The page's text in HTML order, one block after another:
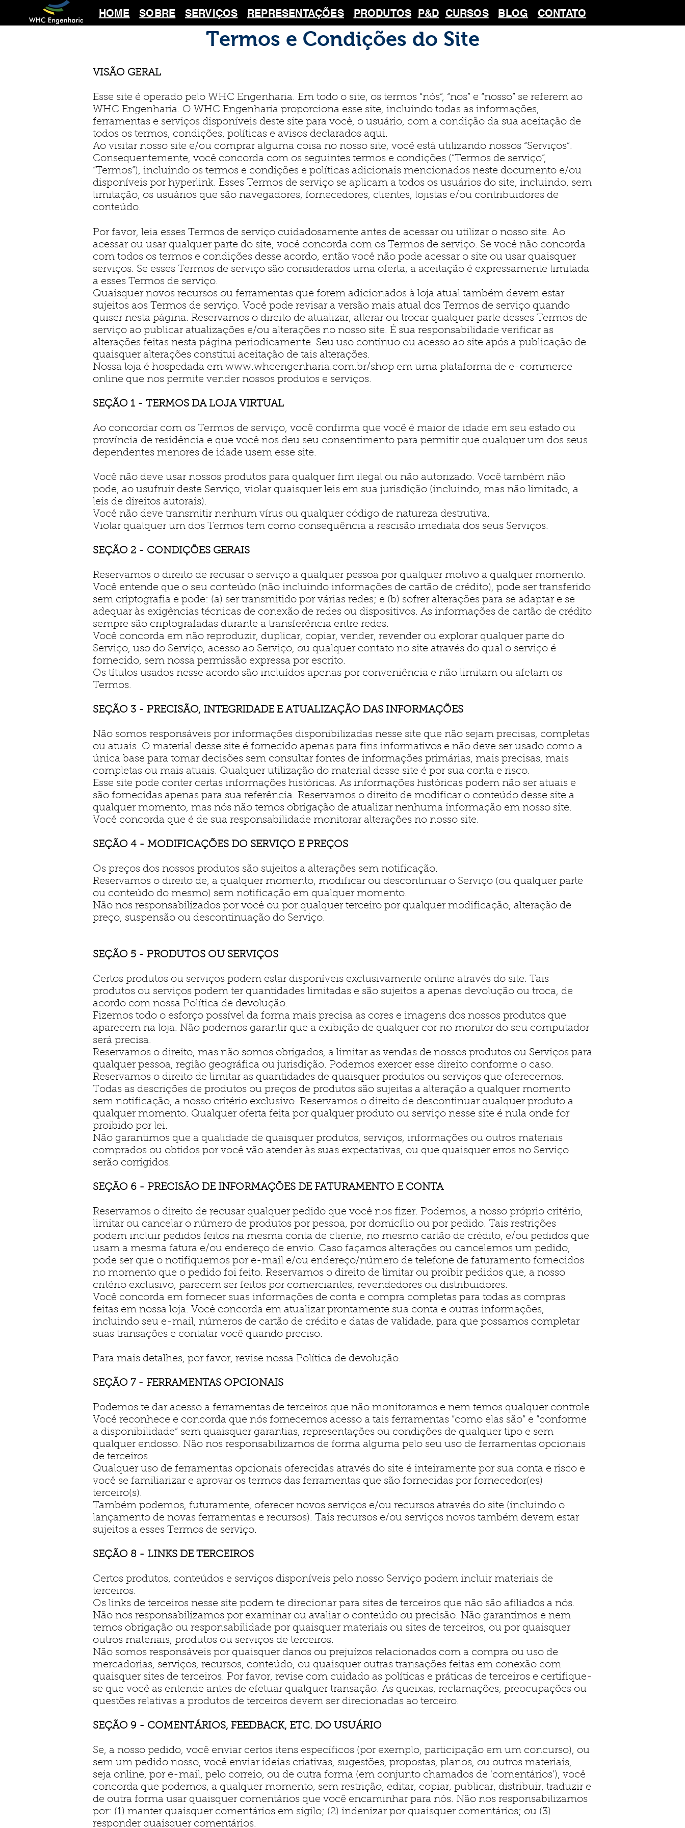
HOME SOBRE SERVIÇOS REPRESENTAÇÕES PRODUTOS P&D CURSOS BLOG CONTATO
Termos e Condições do Site
VISÃO GERAL
Esse site é operado pelo WHC Engenharia. Em todo o site, os termos “nós”, “nos” e “nosso” se referem ao
WHC Engenharia. O WHC Engenharia proporciona esse site, incluindo todas as informações,
ferramentas e serviços disponíveis deste site para você, o usuário, com a condição da sua aceitação de
todos os termos, condições, políticas e avisos declarados aqui.
Ao visitar nosso site e/ou comprar alguma coisa no nosso site, você está utilizando nossos “Serviços”.
Consequentemente, você concorda com os seguintes termos e condições (“Termos de serviço”,
“Termos”), incluindo os termos e condições e políticas adicionais mencionados neste documento e/ou
disponíveis por hyperlink. Esses Termos de serviço se aplicam a todos os usuários do site, incluindo, sem
limitação, os usuários que são navegadores, fornecedores, clientes, lojistas e/ou contribuidores de
conteúdo.
Por favor, leia esses Termos de serviço cuidadosamente antes de acessar ou utilizar o nosso site. Ao
acessar ou usar qualquer parte do site, você concorda com os Termos de serviço. Se você não concorda
com todos os termos e condições desse acordo, então você não pode acessar o site ou usar quaisquer
serviços. Se esses Termos de serviço são considerados uma oferta, a aceitação é expressamente limitada
a esses Termos de serviço.
Quaisquer novos recursos ou ferramentas que forem adicionados à loja atual também devem estar
sujeitos aos Termos de serviço. Você pode revisar a versão mais atual dos Termos de serviço quando
quiser nesta página. Reservamos o direito de atualizar, alterar ou trocar qualquer parte desses Termos de
serviço ao publicar atualizações e/ou alterações no nosso site. É sua responsabilidade verificar as
alterações feitas nesta página periodicamente. Seu uso contínuo ou acesso ao site após a publicação de
quaisquer alterações constitui aceitação de tais alterações.
Nossa loja é hospedada em www.whcengenharia.com.br/shop em uma plataforma de e-commerce
online que nos permite vender nossos produtos e serviços.
SEÇÃO 1 - TERMOS DA LOJA VIRTUAL
Ao concordar com os Termos de serviço, você confirma que você é maior de idade em seu estado ou
província de residência e que você nos deu seu consentimento para permitir que qualquer um dos seus
dependentes menores de idade usem esse site.
Você não deve usar nossos produtos para qualquer fim ilegal ou não autorizado. Você também não
pode, ao usufruir deste Serviço, violar quaisquer leis em sua jurisdição (incluindo, mas não limitado, a
leis de direitos autorais).
Você não deve transmitir nenhum vírus ou qualquer código de natureza destrutiva.
Violar qualquer um dos Termos tem como consequência a rescisão imediata dos seus Serviços.
SEÇÃO 2 - CONDIÇÕES GERAIS
Reservamos o direito de recusar o serviço a qualquer pessoa por qualquer motivo a qualquer momento.
Você entende que o seu conteúdo (não incluindo informações de cartão de crédito), pode ser transferido
sem criptografia e pode: (a) ser transmitido por várias redes; e (b) sofrer alterações para se adaptar e se
adequar às exigências técnicas de conexão de redes ou dispositivos. As informações de cartão de crédito
sempre são criptografadas durante a transferência entre redes.
Você concorda em não reproduzir, duplicar, copiar, vender, revender ou explorar qualquer parte do
Serviço, uso do Serviço, acesso ao Serviço, ou qualquer contato no site através do qual o serviço é
fornecido, sem nossa permissão expressa por escrito.
Os títulos usados nesse acordo são incluídos apenas por conveniência e não limitam ou afetam os
Termos.
SEÇÃO 3 - PRECISÃO, INTEGRIDADE E ATUALIZAÇÃO DAS INFORMAÇÕES
Não somos responsáveis por informações disponibilizadas nesse site que não sejam precisas, completas
ou atuais. O material desse site é fornecido apenas para fins informativos e não deve ser usado como a
única base para tomar decisões sem consultar fontes de informações primárias, mais precisas, mais
completas ou mais atuais. Qualquer utilização do material desse site é por sua conta e risco.
Esse site pode conter certas informações históricas. As informações históricas podem não ser atuais e
são fornecidas apenas para sua referência. Reservamos o direito de modificar o conteúdo desse site a
qualquer momento, mas nós não temos obrigação de atualizar nenhuma informação em nosso site.
Você concorda que é de sua responsabilidade monitorar alterações no nosso site.
SEÇÃO 4 - MODIFICAÇÕES DO SERVIÇO E PREÇOS
Os preços dos nossos produtos são sujeitos a alterações sem notificação.
Reservamos o direito de, a qualquer momento, modificar ou descontinuar o Serviço (ou qualquer parte
ou conteúdo do mesmo) sem notificação em qualquer momento.
Não nos responsabilizados por você ou por qualquer terceiro por qualquer modificação, alteração de
preço, suspensão ou descontinuação do Serviço.
SEÇÃO 5 - PRODUTOS OU SERVIÇOS
Certos produtos ou serviços podem estar disponíveis exclusivamente online através do site. Tais
produtos ou serviços podem ter quantidades limitadas e são sujeitos a apenas devolução ou troca, de
acordo com nossa Política de devolução.
Fizemos todo o esforço possível da forma mais precisa as cores e imagens dos nossos produtos que
aparecem na loja. Não podemos garantir que a exibição de qualquer cor no monitor do seu computador
será precisa.
Reservamos o direito, mas não somos obrigados, a limitar as vendas de nossos produtos ou Serviços para
qualquer pessoa, região geográfica ou jurisdição. Podemos exercer esse direito conforme o caso.
Reservamos o direito de limitar as quantidades de quaisquer produtos ou serviços que oferecemos.
Todas as descrições de produtos ou preços de produtos são sujeitas a alteração a qualquer momento
sem notificação, a nosso critério exclusivo. Reservamos o direito de descontinuar qualquer produto a
qualquer momento. Qualquer oferta feita por qualquer produto ou serviço nesse site é nula onde for
proibido por lei.
Não garantimos que a qualidade de quaisquer produtos, serviços, informações ou outros materiais
comprados ou obtidos por você vão atender às suas expectativas, ou que quaisquer erros no Serviço
serão corrigidos.
SEÇÃO 6 - PRECISÃO DE INFORMAÇÕES DE FATURAMENTO E CONTA
Reservamos o direito de recusar qualquer pedido que você nos fizer. Podemos, a nosso próprio critério,
limitar ou cancelar o número de produtos por pessoa, por domicílio ou por pedido. Tais restrições
podem incluir pedidos feitos na mesma conta de cliente, no mesmo cartão de crédito, e/ou pedidos que
usam a mesma fatura e/ou endereço de envio. Caso façamos alterações ou cancelemos um pedido,
pode ser que o notifiquemos por e-mail e/ou endereço/número de telefone de faturamento fornecidos
no momento que o pedido foi feito. Reservamos o direito de limitar ou proibir pedidos que, a nosso
critério exclusivo, parecem ser feitos por comerciantes, revendedores ou distribuidores.
Você concorda em fornecer suas informações de conta e compra completas para todas as compras
feitas em nossa loja. Você concorda em atualizar prontamente sua conta e outras informações,
incluindo seu e-mail, números de cartão de crédito e datas de validade, para que possamos completar
suas transações e contatar você quando preciso.
Para mais detalhes, por favor, revise nossa Política de devolução.
SEÇÃO 7 - FERRAMENTAS OPCIONAIS
Podemos te dar acesso a ferramentas de terceiros que não monitoramos e nem temos qualquer controle.
Você reconhece e concorda que nós fornecemos acesso a tais ferramentas ”como elas são” e “conforme
a disponibilidade” sem quaisquer garantias, representações ou condições de qualquer tipo e sem
qualquer endosso. Não nos responsabilizamos de forma alguma pelo seu uso de ferramentas opcionais
de terceiros.
Qualquer uso de ferramentas opcionais oferecidas através do site é inteiramente por sua conta e risco e
você se familiarizar e aprovar os termos das ferramentas que são fornecidas por fornecedor(es)
terceiro(s).
Também podemos, futuramente, oferecer novos serviços e/ou recursos através do site (incluindo o
lançamento de novas ferramentas e recursos). Tais recursos e/ou serviços novos também devem estar
sujeitos a esses Termos de serviço.
SEÇÃO 8 - LINKS DE TERCEIROS
Certos produtos, conteúdos e serviços disponíveis pelo nosso Serviço podem incluir materiais de
terceiros.
Os links de terceiros nesse site podem te direcionar para sites de terceiros que não são afiliados a nós.
Não nos responsabilizamos por examinar ou avaliar o conteúdo ou precisão. Não garantimos e nem
temos obrigação ou responsabilidade por quaisquer materiais ou sites de terceiros, ou por quaisquer
outros materiais, produtos ou serviços de terceiros.
Não somos responsáveis por quaisquer danos ou prejuízos relacionados com a compra ou uso de
mercadorias, serviços, recursos, conteúdo, ou quaisquer outras transações feitas em conexão com
quaisquer sites de terceiros. Por favor, revise com cuidado as políticas e práticas de terceiros e certifique-
se que você as entende antes de efetuar qualquer transação. As queixas, reclamações, preocupações ou
questões relativas a produtos de terceiros devem ser direcionadas ao terceiro.
SEÇÃO 9 - COMENTÁRIOS, FEEDBACK, ETC. DO USUÁRIO
Se, a nosso pedido, você enviar certos itens específicos (por exemplo, participação em um concurso), ou
sem um pedido nosso, você enviar ideias criativas, sugestões, propostas, planos, ou outros materiais,
seja online, por e-mail, pelo correio, ou de outra forma (em conjunto chamados de 'comentários'), você
concorda que podemos, a qualquer momento, sem restrição, editar, copiar, publicar, distribuir, traduzir e
de outra forma usar quaisquer comentários que você encaminhar para nós. Não nos responsabilizamos
por: (1) manter quaisquer comentários em sigilo; (2) indenizar por quaisquer comentários; ou (3)
responder quaisquer comentários.